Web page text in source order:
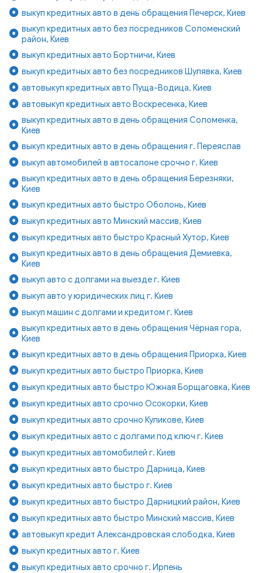
выкуп кредитных авто в день обращения Печерск, Киев
выкуп кредитных авто без посредников Соломенский
район, Киев
выкуп кредитных авто Бортничи, Киев
выкуп кредитных авто без посредников Шулявка, Киев
автовыкуп кредитных авто Пуща-Водица, Киев
автовыкуп кредитных авто Воскресенка, Киев
выкуп кредитных авто в день обращения Соломенка,
Киев
выкуп кредитных авто в день обращения г. Переяслав
выкуп автомобилей в автосалоне срочно г. Киев
выкуп кредитных авто в день обращения Березняки,
Киев
выкуп кредитных авто быстро Оболонь, Киев
выкуп кредитных авто Минский массив, Киев
выкуп кредитных авто быстро Красный Хутор, Киев
выкуп кредитных авто в день обращения Демиевка,
Киев
выкуп авто с долгами на выезде г. Киев
выкуп авто у юридических лиц г. Киев
выкуп машин с долгами и кредитом г. Киев
выкуп кредитных авто в день обращения Чёрная гора,
Киев
выкуп кредитных авто в день обращения Приорка, Киев
выкуп кредитных авто быстро Приорка, Киев
выкуп кредитных авто быстро Южная Борщаговка, Киев
выкуп кредитных авто срочно Осокорки, Киев
выкуп кредитных авто срочно Куликове, Киев
выкуп кредитных авто с долгами под ключ г. Киев
выкуп кредитных автомобилей г. Киев
выкуп кредитных авто быстро Дарница, Киев
выкуп кредитных авто быстро г. Киев
выкуп кредитных авто быстро Дарницкий район, Киев
выкуп кредитных авто быстро Минский массив, Киев
автовыкуп кредит Александровская слободка, Киев
выкуп кредитных авто г. Киев
выкуп кредитных авто срочно г. Ирпень